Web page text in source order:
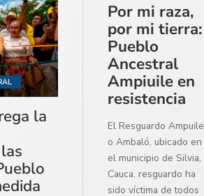
la
Por mi raza,
por mi tierra:
Pueblo
Ancestral
Ampiuile en
resistencia
El Resguardo Ampuile
o Ambaló, ubicado en
el municipio de Silvia,
Cauca, resguardo ha
sido víctima de todos